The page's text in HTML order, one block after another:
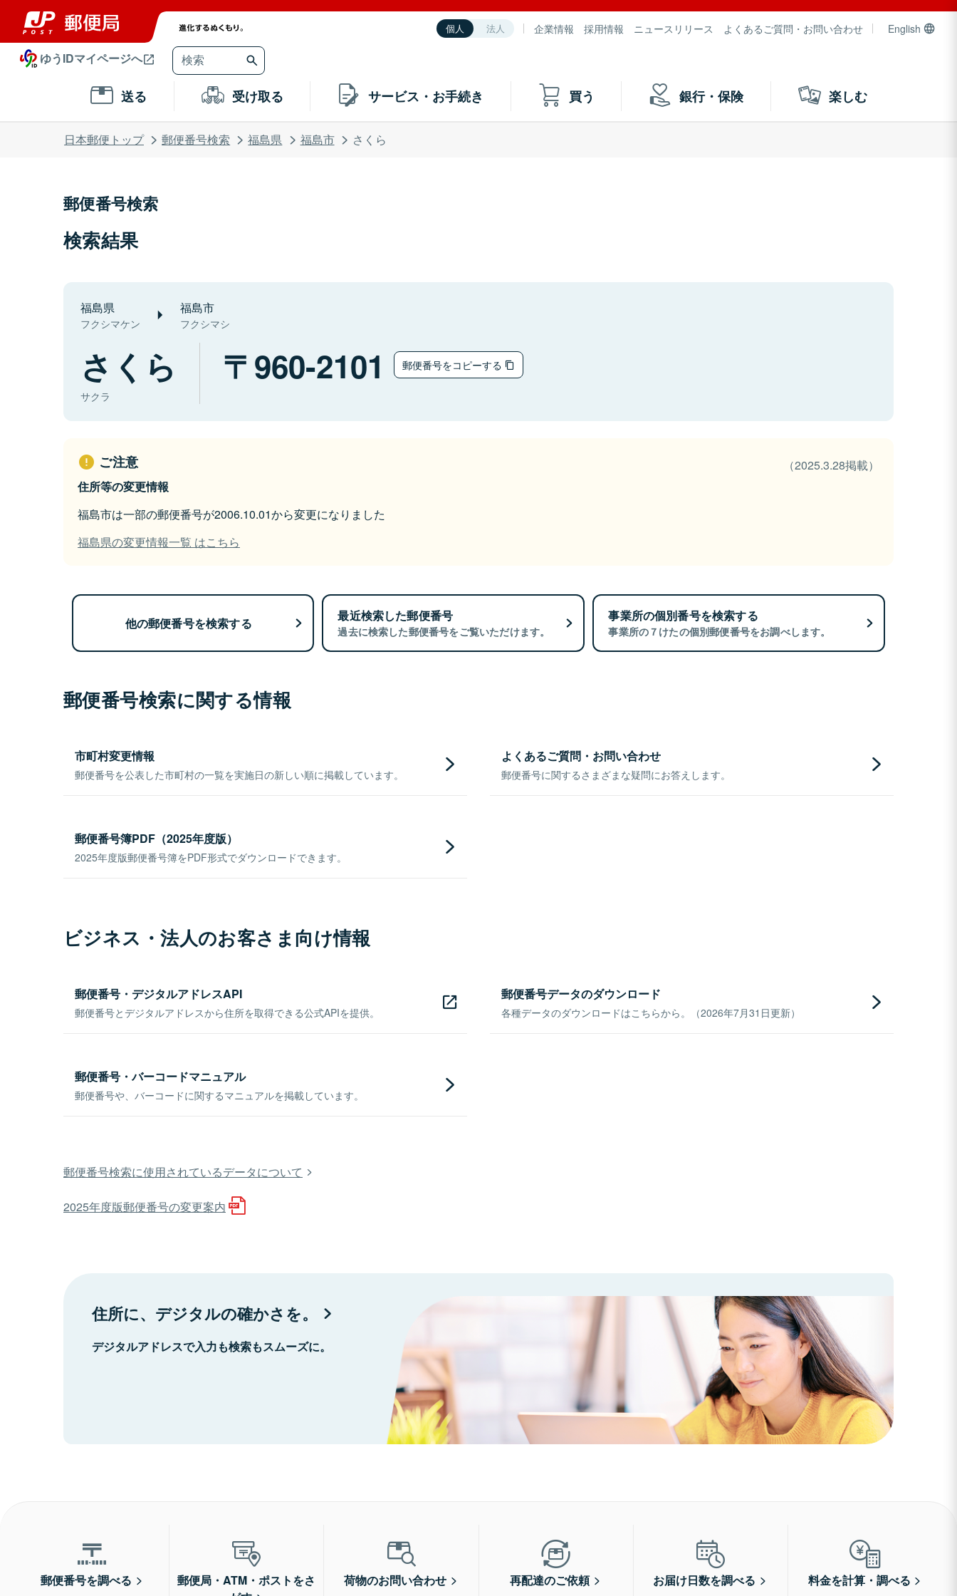
個人 法人 企業情報 採用情報 ニュースリリース よくあるご質問・お問い合わせ English
ゆうIDマイページへ
送る 受け取る サービス・お手続き 買う 銀行・保険 楽しむ
日本郵便トップ 郵便番号検索 福島県 福島市 さくら
郵便番号検索
検索結果
福島県
フクシマケン
福島市
フクシマシ
さくら
サクラ
960-2101 郵便番号をコピーする
ご注意
（2025.3.28掲載）
住所等の変更情報
福島市は一部の郵便番号が2006.10.01から変更になりました
福島県の変更情報一覧 はこちら
他の郵便番号を検索する 最近検索した郵便番号
過去に検索した郵便番号をご覧いただけます。
事業所の個別番号を検索する
事業所の７けたの個別郵便番号をお調べします。
郵便番号検索に関する情報
市町村変更情報
郵便番号を公表した市町村の一覧を実施日の新しい順に掲載しています。
よくあるご質問・お問い合わせ
郵便番号に関するさまざまな疑問にお答えします。
郵便番号簿PDF（2025年度版）
2025年度版郵便番号簿をPDF形式でダウンロードできます。
ビジネス・法人のお客さま向け情報
郵便番号・デジタルアドレスAPI
郵便番号とデジタルアドレスから住所を取得できる公式APIを提供。
郵便番号データのダウンロード
各種データのダウンロードはこちらから。（2026年7月31日更新）
郵便番号・バーコードマニュアル
郵便番号や、バーコードに関するマニュアルを掲載しています。
郵便番号検索に使用されているデータについて
2025年度版郵便番号の変更案内
住所に、デジタルの確かさを。
デジタルアドレスで入力も検索もスムーズに。
郵便番号を調べる
郵便局・ATM・ポストをさ
荷物のお問い合わせ 再配達のご依頼 お届け日数を調べる 料金を計算・調べる